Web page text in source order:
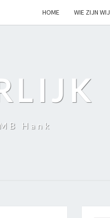
HOME WIE ZIJN WIJ
Hank